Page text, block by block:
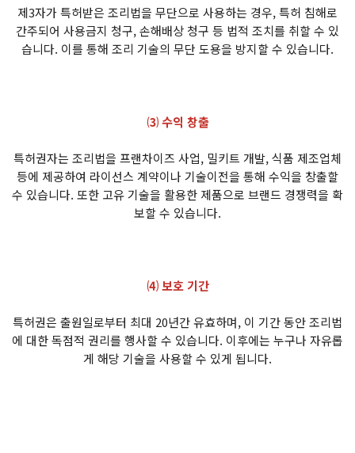
제3자가 특허받은 조리법을 무단으로 사용하는 경우, 특허 침해로
간주되어 사용금지 청구, 손해배상 청구 등 법적 조치를 취할 수 있
습니다. 이를 통해 조리 기술의 무단 도용을 방지할 수 있습니다.
⑶ 수익 창출
특허권자는 조리법을 프랜차이즈 사업, 밀키트 개발, 식품 제조업체
등에 제공하여 라이선스 계약이나 기술이전을 통해 수익을 창출할
수 있습니다. 또한 고유 기술을 활용한 제품으로 브랜드 경쟁력을 확
보할 수 있습니다.
⑷ 보호 기간
특허권은 출원일로부터 최대 20년간 유효하며, 이 기간 동안 조리법
에 대한 독점적 권리를 행사할 수 있습니다. 이후에는 누구나 자유롭
게 해당 기술을 사용할 수 있게 됩니다.